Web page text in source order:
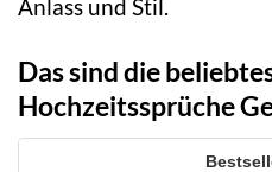
Anlass und Stil.
Das sind die
Hochzeitssprüche